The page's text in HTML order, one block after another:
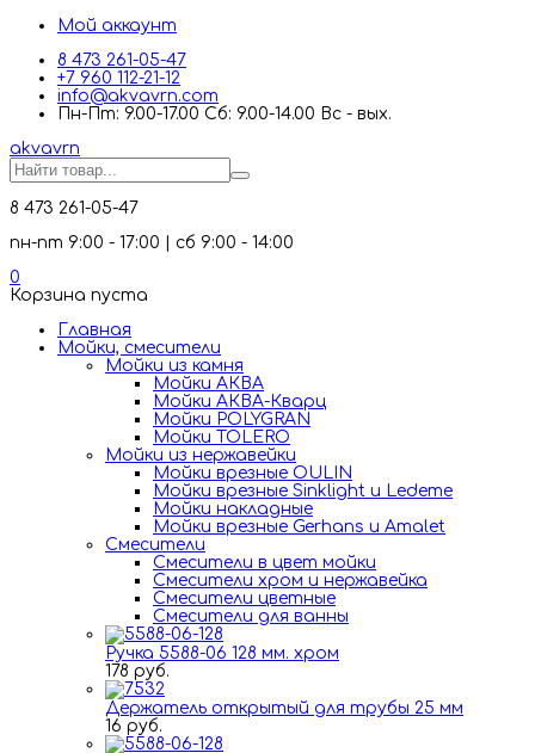
Мой аккаунт
8 473 261-05-47
+7 960 112-21-12
info@akvavrn.com
Пн-Пт: 9.00-17.00 Сб: 9.00-14.00 Вс - вых.
akvavrn
8 473 261-05-47
пн-пт 9:00 - 17:00 | сб 9:00 - 14:00
0
Корзина пуста
Главная
Мойки, смесители
Mойки из камня
Мойки АКВА
Мойки АКВА-Кварц
Мойки POLYGRAN
Мойки TOLERO
Мойки из нержавейки
Мойки врезные OULIN
Мойки врезные Sinklight и Ledeme
Мойки накладные
Мойки врезные Gerhans и Amalet
Смесители
Смесители в цвет мойки
Смесители хром и нержавейка
Смесители цветные
Смесители для ванны
Ручка 5588-06 128 мм. хром
178 руб.
Держатель открытый для трубы 25 мм
16 руб.